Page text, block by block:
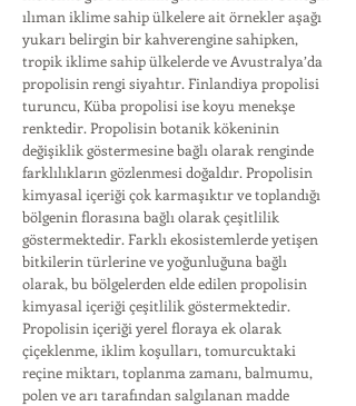
ılıman iklime sahip ülkelere ait örnekler aşağı
yukarı belirgin bir kahverengine sahipken,
tropik iklime sahip ülkelerde ve Avustralya’da
propolisin rengi siyahtır. Finlandiya propolisi
turuncu, Küba propolisi ise koyu menekşe
renktedir. Propolisin botanik kökeninin
değişiklik göstermesine bağlı olarak renginde
farklılıkların gözlenmesi doğaldır. Propolisin
kimyasal içeriği çok karmaşıktır ve toplandığı
bölgenin florasına bağlı olarak çeşitlilik
göstermektedir. Farklı ekosistemlerde yetişen
bitkilerin türlerine ve yoğunluğuna bağlı
olarak, bu bölgelerden elde edilen propolisin
kimyasal içeriği çeşitlilik göstermektedir.
Propolisin içeriği yerel floraya ek olarak
çiçeklenme, iklim koşulları, tomurcuktaki
reçine miktarı, toplanma zamanı, balmumu,
polen ve arı tarafından salgılanan madde